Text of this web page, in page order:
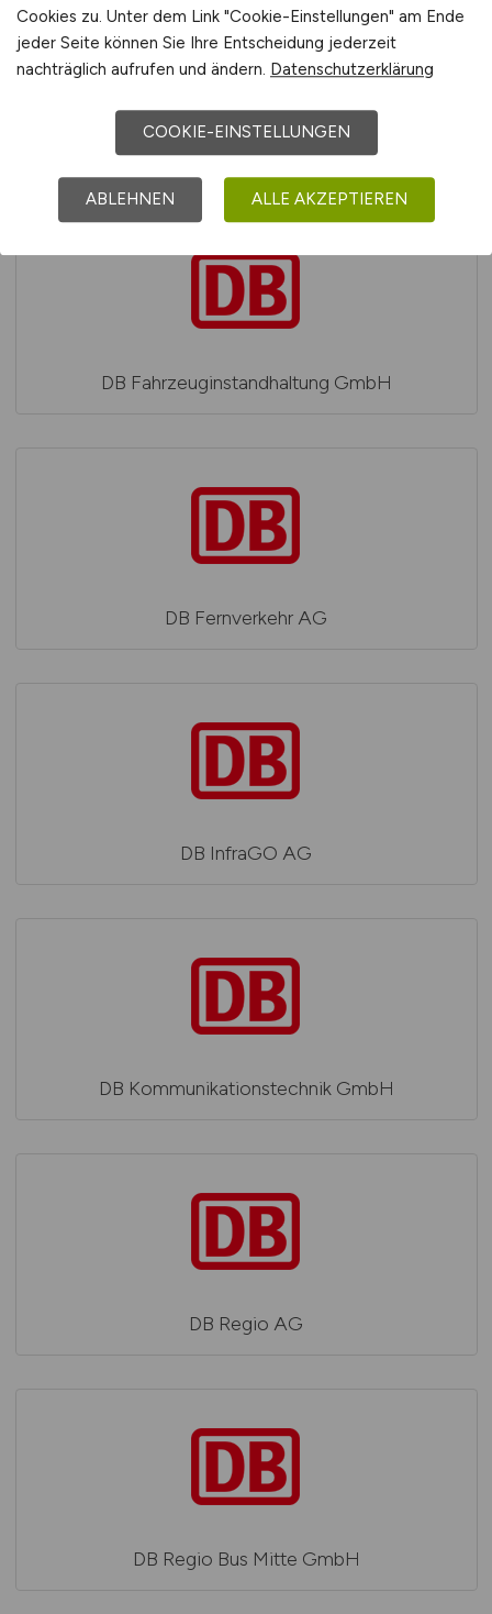
DB Fahrzeuginstandhaltung GmbH
DB Fernverkehr AG
DB InfraGO AG
DB Kommunikationstechnik GmbH
DB Regio AG
DB Regio Bus Mitte GmbH
Cookies zu. Unter dem Link "Cookie-Einstellungen" am Ende
jeder Seite können Sie Ihre Entscheidung jederzeit
nachträglich aufrufen und ändern. Datenschutzerklärung
COOKIE-EINSTELLUNGEN
ABLEHNEN ALLE AKZEPTIEREN